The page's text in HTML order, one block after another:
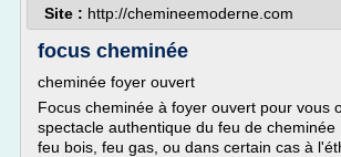
Site : http://chemineemoderne.com
focus cheminée
cheminée foyer ouvert
Focus cheminée à foyer ouvert pour vous
spectacle authentique du feu de cheminée
feu bois, feu gas, ou dans certain cas à